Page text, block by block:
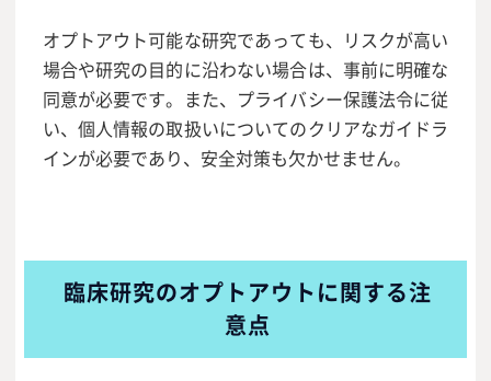
オプトアウト可能な研究であっても、リスクが高い
場合や研究の目的に沿わない場合は、事前に明確な
同意が必要です。また、プライバシー保護法令に従
い、個人情報の取扱いについてのクリアなガイドラ
インが必要であり、安全対策も欠かせません。
臨床研究のオプトアウトに関する注
意点